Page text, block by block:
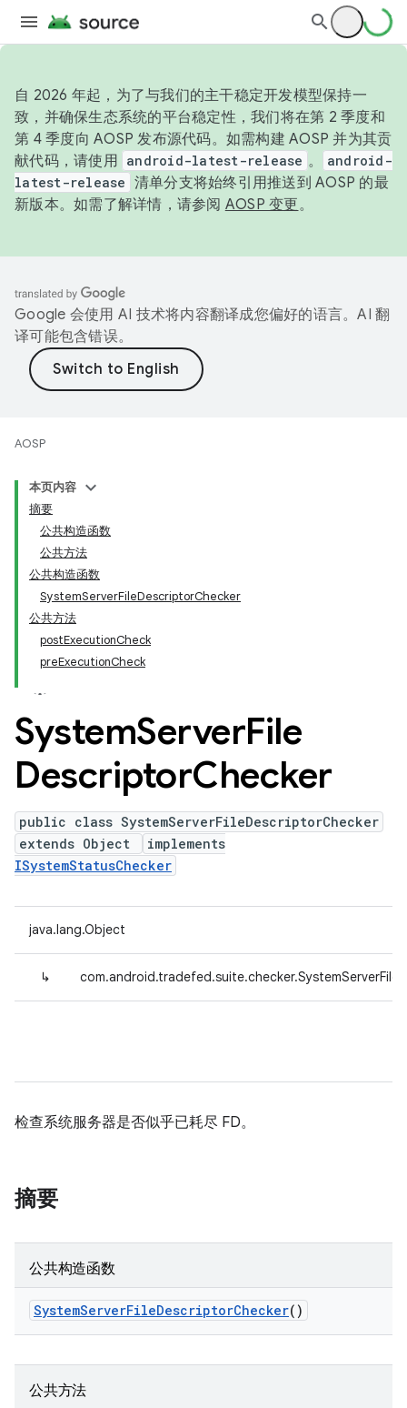
自 2026 年起，为了与我们的主干稳定开发模型保持一
致，并确保生态系统的平台稳定性，我们将在第 2 季度和
第 4 季度向 AOSP 发布源代码。如需构建 AOSP 并为其贡
献代码，请使用 android-latest-release 。
android-
latest-release 清单分支将始终引用推送到 AOSP 的最
新版本。如需了解详情，请参阅 AOSP 变更。
Google 会使用 AI 技术将内容翻译成您偏好的语言。AI 翻
译可能包含错误。
AOSP
本页内容
摘要
公共构造函数
公共方法
公共构造函数
SystemServerFileDescriptorChecker
公共方法
postExecutionCheck
preExecutionCheck
SystemServerFile
DescriptorChecker
public class SystemServerFileDescriptorChecker
extends Object
implements
ISystemStatusChecker
java.lang.Object
↳
检查系统服务器是否似乎已耗尽 FD。
摘要
公共构造函数
SystemServerFileDescriptorChecker()
公共方法